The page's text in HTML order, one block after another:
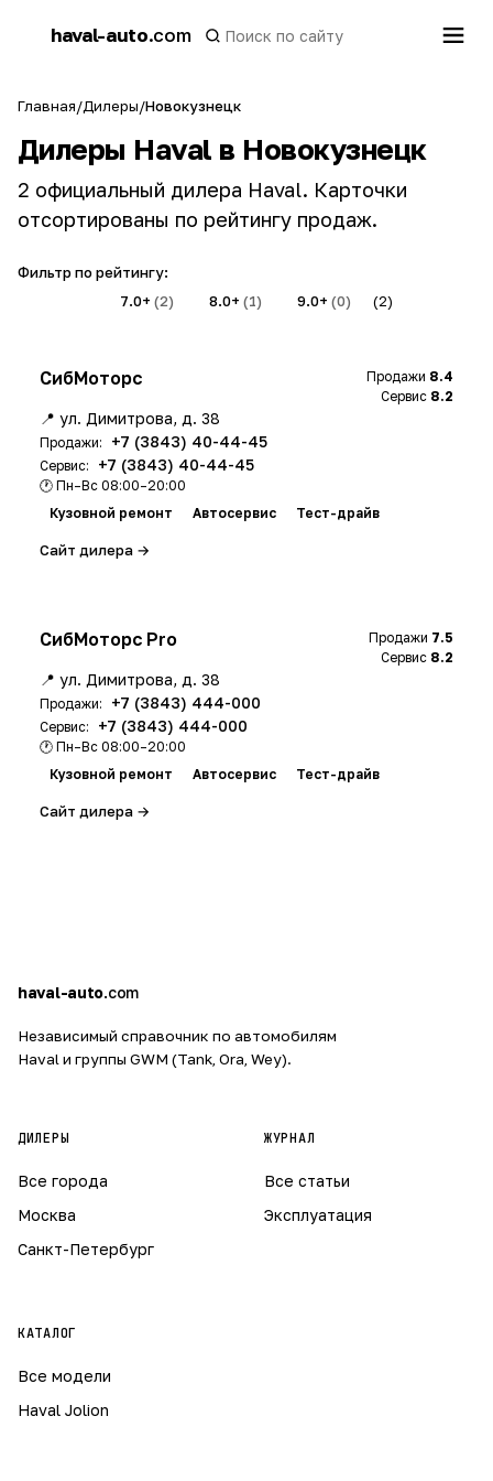
haval-auto.com
Главная/Дилеры/Новокузнецк
Дилеры Haval в Новокузнецк
2 официальный дилера Haval. Карточки
отсортированы по рейтингу продаж.
Фильтр по рейтингу:
7.0+ (2) 8.0+ (1) 9.0+ (0) (2)
СибМоторс Продажи 8.4
Сервис 8.2
📍 ул. Димитрова, д. 38
Продажи: +7 (3843) 40-44-45
Сервис: +7 (3843) 40-44-45
🕐 Пн–Вс 08:00–20:00
Кузовной ремонт
Автосервис Тест-драйв
Сайт дилера →
СибМоторс Pro Продажи 7.5
Сервис 8.2
📍 ул. Димитрова, д. 38
Продажи: +7 (3843) 444-000
Сервис: +7 (3843) 444-000
🕐 Пн–Вс 08:00–20:00
Кузовной ремонт
Автосервис Тест-драйв
Сайт дилера →
a
haval-auto.com
Независимый справочник по автомобилям
Haval и группы GWM (Tank, Ora, Wey).
ДИЛЕРЫ
Все города
Москва
Санкт-Петербург
ЖУРНАЛ
Все статьи
Эксплуатация
КАТАЛОГ
Все модели
Haval Jolion